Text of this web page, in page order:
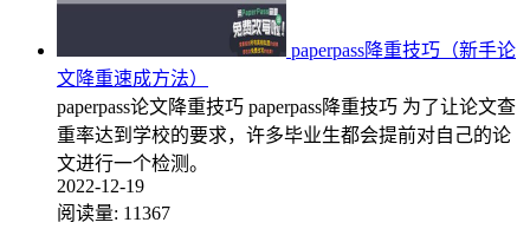
paperpass降重技巧（新手论
文降重速成方法）
paperpass论文降重技巧 paperpass降重技巧 为了让论文查
重率达到学校的要求，许多毕业生都会提前对自己的论
文进行一个检测。
2022-12-19
阅读量: 11367